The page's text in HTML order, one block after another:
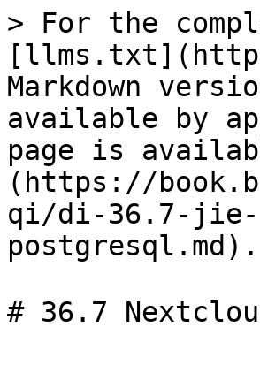
> For the
Markdown
available by
page is
(https://
qi/di-36.7-jie-
postgresql.md).
# 36.7